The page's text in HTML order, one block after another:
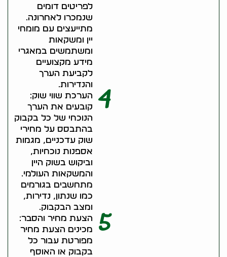
לפריטים דומים
שנמכרו לאחרונה.
מתייעצים עם מומחי
יין ומשקאות
ומשתמשים במאגרי
מידע מקצועיים
לקביעת הערך
והנדירות.
4
הערכת שווי שוק:
קובעים את הערך
הנוכחי של כל בקבוק
בהתבסס על מחירי
שוק עדכניים, מגמות
אספנות נוכחיות,
וביקוש בשוק היין
והמשקאות העולמי.
מתחשבים בגורמים
כמו שנתון, נדירות,
ומצב הבקבוק.
5
הצעת מחיר והסבר:
מכינים הצעת מחיר
מפורטת עבור כל
בקבוק או האוסף